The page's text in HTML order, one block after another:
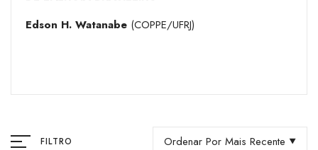
Edson H. Watanabe (COPPE/UFRJ)
FILTRO Ordenar Por Mais Recente